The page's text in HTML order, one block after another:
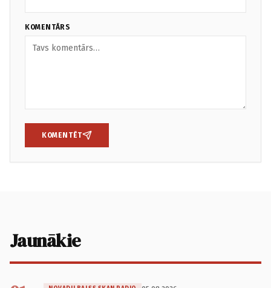
KOMENTĀRS
KOMENTĒT
Jaunākie